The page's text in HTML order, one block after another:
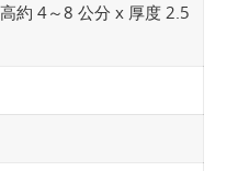
約 4～8 公分 x 厚度 2.5